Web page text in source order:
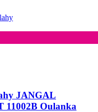
JANGAL
11002B Oulanka